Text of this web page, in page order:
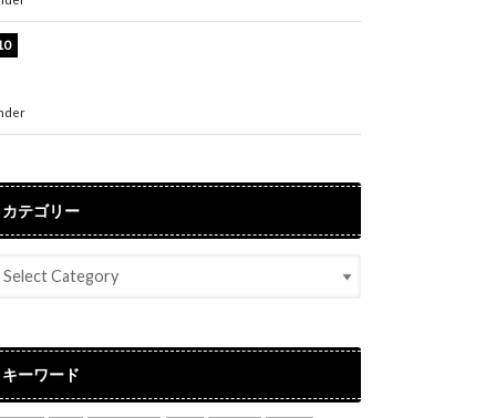
カテゴリー
キーワード